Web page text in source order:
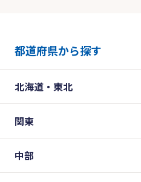
都道府県から探す
北海道・東北
関東
中部